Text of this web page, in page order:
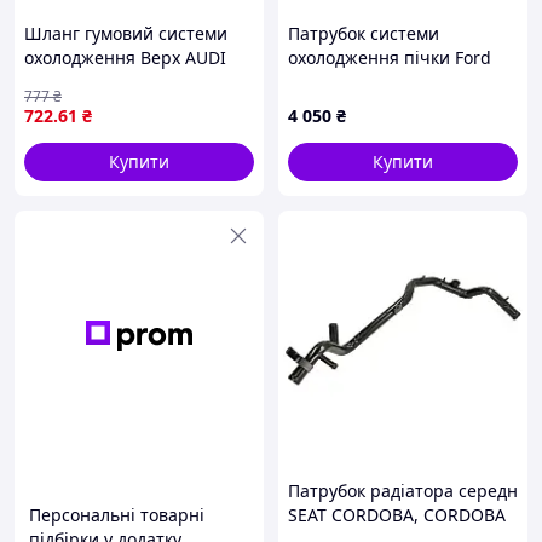
Шланг гумовий системи
охолодження Верх AUDI
B3, COUPE B3 1.6/2.0/2.8
05.89-07.98 THERMOTEC
DWA001TT
722.61 ₴
777₴
Купити
Патрубок системи
охолодження пічки Ford
4 050 ₴
Купити
Персональні товарні
Патрубок радіатора середн
SEAT CORDOBA, CORDOBA